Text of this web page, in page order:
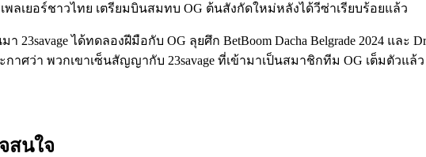
พลเยอร์ชาวไทย เตรียมบินสมทบ OG ต้นสังกัดใหม่หลังได้วีซ่าเรียบร้อยแล้ว
23savage ได้ทดลองฝีมือกับ OG ลุยศึก BetBoom Dacha Belgrade 2024 แล
าศว่า พวกเขาเซ็นสัญญากับ 23savage ที่เข้ามาเป็นสมาชิกทีม OG เต็มตัวแล้ว
สนใจ